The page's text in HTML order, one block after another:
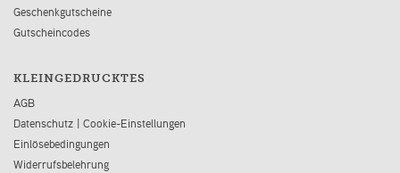
Geschenkgutscheine
Gutscheincodes
KLEINGEDRUCKTES
AGB
Datenschutz | Cookie-Einstellungen
Einlösebedingungen
Widerrufsbelehrung